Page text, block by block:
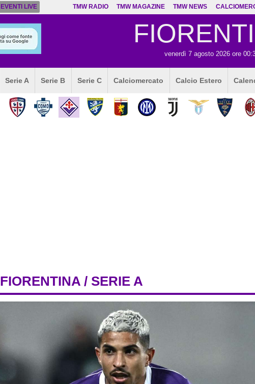
EVENTI LIVE TMW RADIO TMW MAGAZINE TMW NEWS
venerdì 7 agosto 2026 ore
Serie A Serie B Serie C Calciomercato Calcio Estero
FIORENTINA / SERIE A